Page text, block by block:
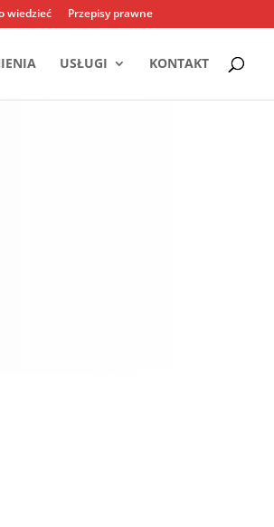
wiedzieć Przepisy prawne
USŁUGI KONTAKT